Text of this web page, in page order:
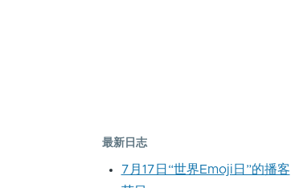
最新日志
7月17日“世界Emoji日”的播客